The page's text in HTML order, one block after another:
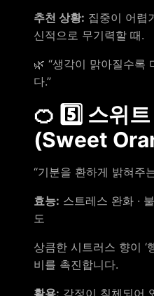
추천 상황: 집중이 어렵
신적으로 무기력할 때.
🌿 “생각이 맑아질수록
다.”
🍊 5️⃣ 스위
(Sweet
“기분을 환하게 밝혀주
효능: 스트레스 완화 ·
도
상큼한 시트러스 향이 ‘
비를 촉진합니다.